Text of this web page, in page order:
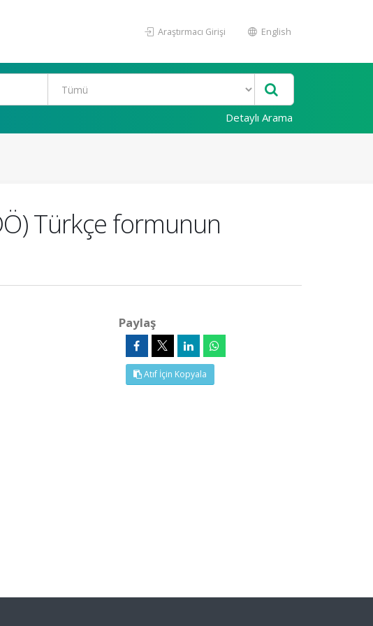
Araştırmacı Girişi English
Detaylı Arama
Türkçe formunun
Paylaş
Atıf İçin Kopyala